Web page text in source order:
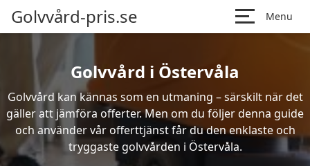
Golvvård-pris.se Menu
Golvvård i Östervåla
Golvvård kan kännas som en utmaning – särskilt när det
gäller att jämföra offerter. Men om du följer denna guide
och använder vår offerttjänst får du den enklaste och
tryggaste golvvården i Östervåla.